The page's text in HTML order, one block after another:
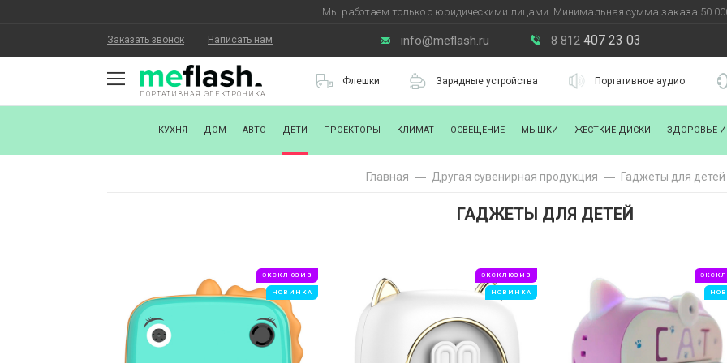
Мы работаем только с юридическими лицами. Минимальная сумма заказа 50
Заказать звонок Написать нам info@meflash.ru 8 812407 23 03
КАК КУПИТЬ
КОНТАКТЫ
ПОРТАТИВНАЯ ЭЛЕКТРОНИКА
Флешки Зарядные устройства Портативное аудио
КУХНЯ ДОМ АВТО ДЕТИ ПРОЕКТОРЫ КЛИМАТ ОСВЕЩЕНИЕ МЫШКИ ЖЕСТКИЕ ДИСКИ ЗДОРОВЬЕ
Главная Другая сувенирная продукция Гаджеты для детей
ГАДЖЕТЫ ДЛЯ ДЕТЕЙ
ЭКСКЛЮЗИВ
НОВИНКА
ЭКСКЛЮЗИВ
НОВИНКА